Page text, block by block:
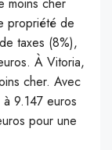
propriété de
taxes (8%),
À Vitoria,
cher. Avec
9.147 euros
pour une